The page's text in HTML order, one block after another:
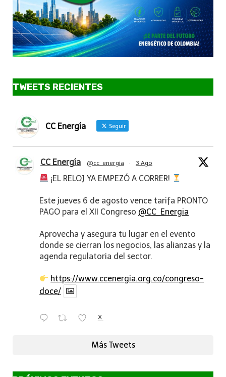
TWEETS RECIENTES
CC Energía Seguir
CC Energía @cc_energia · 3 Ago
¡EL RELOJ YA EMPEZÓ A CORRER!
Este jueves 6 de agosto vence tarifa PRONTO
PAGO para el XII Congreso @CC_Energia
Aprovecha y asegura tu lugar en el evento
donde se cierran los negocios, las alianzas y la
agenda regulatoria del sector.
https://www.ccenergia.org.co/congreso-
doce/
X
Más Tweets